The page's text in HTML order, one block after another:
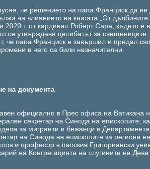
че решението на папа Франциск да не
на влиянието на книгата „От дълбините
2020 г. от кардинал Роберт Сара, където е
се утвърждава целибатът за
че папа Франциск е завършил и предал
в него са били незначителни.
на документа
официално в Прес офиса на Ватикана
секретар на Синода на епископите;
за мигранти и бежанци в
на Синода на епископите за региона
и професор в папския Григориански
на Конгрегацията на слугините на